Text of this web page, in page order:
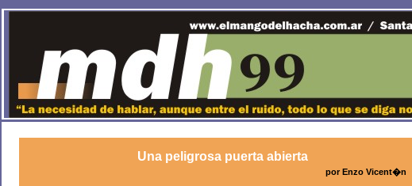
Una peligrosa puerta abierta
por Enzo Vicent�n